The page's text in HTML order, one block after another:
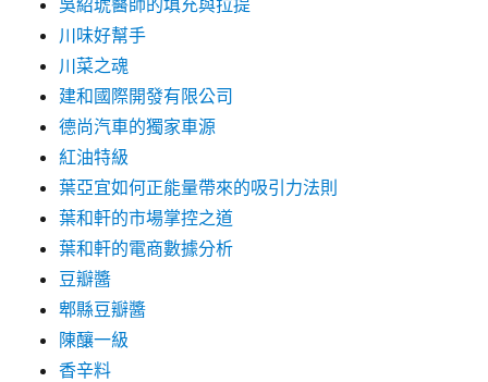
吳紹琥醫師的填充與拉提
川味好幫手
川菜之魂
建和國際開發有限公司
德尚汽車的獨家車源
紅油特級
葉亞宜如何正能量帶來的吸引力法則
葉和軒的市場掌控之道
葉和軒的電商數據分析
豆瓣醬
郫縣豆瓣醬
陳釀一級
香辛料